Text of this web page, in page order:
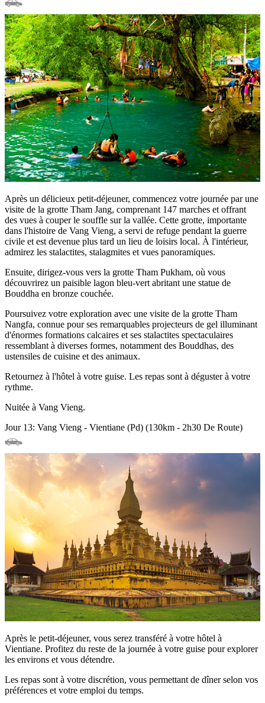
Après un délicieux petit-déjeuner, commencez votre journée par une
visite de la grotte Tham Jang, comprenant 147 marches et offrant
des vues à couper le souffle sur la vallée. Cette grotte, importante
dans l'histoire de Vang Vieng, a servi de refuge pendant la guerre
civile et est devenue plus tard un lieu de loisirs local. À l'intérieur,
admirez les stalactites, stalagmites et vues panoramiques.
Ensuite, dirigez-vous vers la grotte Tham Pukham, où vous
découvrirez un paisible lagon bleu-vert abritant une statue de
Bouddha en bronze couchée.
Poursuivez votre exploration avec une visite de la grotte Tham
Nangfa, connue pour ses remarquables projecteurs de gel illuminant
d'énormes formations calcaires et ses stalactites spectaculaires
ressemblant à diverses formes, notamment des Bouddhas, des
ustensiles de cuisine et des animaux.
Retournez à l'hôtel à votre guise. Les repas sont à déguster à votre
rythme.
Nuitée à Vang Vieng.
Jour 13: Vang Vieng - Vientiane (Pd) (130km - 2h30 De Route)
Après le petit-déjeuner, vous serez transféré à votre hôtel à
Vientiane. Profitez du reste de la journée à votre guise pour explorer
les environs et vous détendre.
Les repas sont à votre discrétion, vous permettant de dîner selon vos
préférences et votre emploi du temps.